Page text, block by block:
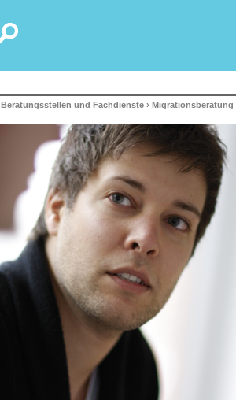
Beratungsstellen und Fachdienste › Migrationsberatung